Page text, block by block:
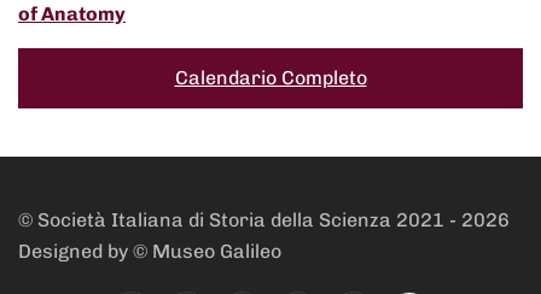
of Anatomy
Calendario Completo
© Società Italiana di Storia della Scienza 2021 - 2026
Designed by © Museo Galileo